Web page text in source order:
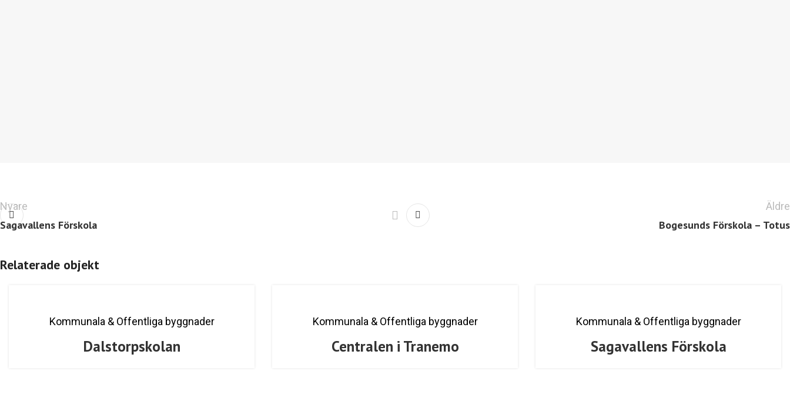
Nyare
Sagavallens Förskola
Äldre
Bogesunds Förskola – Totus
Relaterade objekt
Kommunala & Offentliga byggnader
Dalstorpskolan
Kommunala & Offentliga byggnader
Centralen i Tranemo
Kommunala & Offentliga byggnader
Sagavallens Förskola